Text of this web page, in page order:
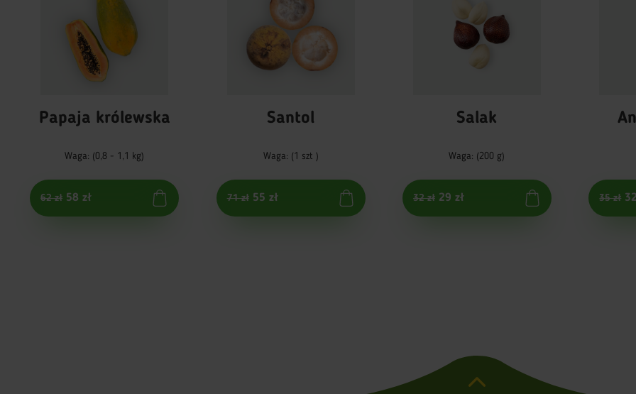
Papaja królewska
Waga: (0,8 - 1,1 kg)
62 zł 58 zł
Santol
Waga: (1 szt )
71 zł 55 zł
Salak
Waga: (200 g)
32 zł 29 zł 35 zł